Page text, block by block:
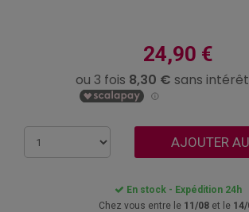
24,90 €
AJOUTER
En stock - Expédition 24h
Chez vous entre le 11/08et le